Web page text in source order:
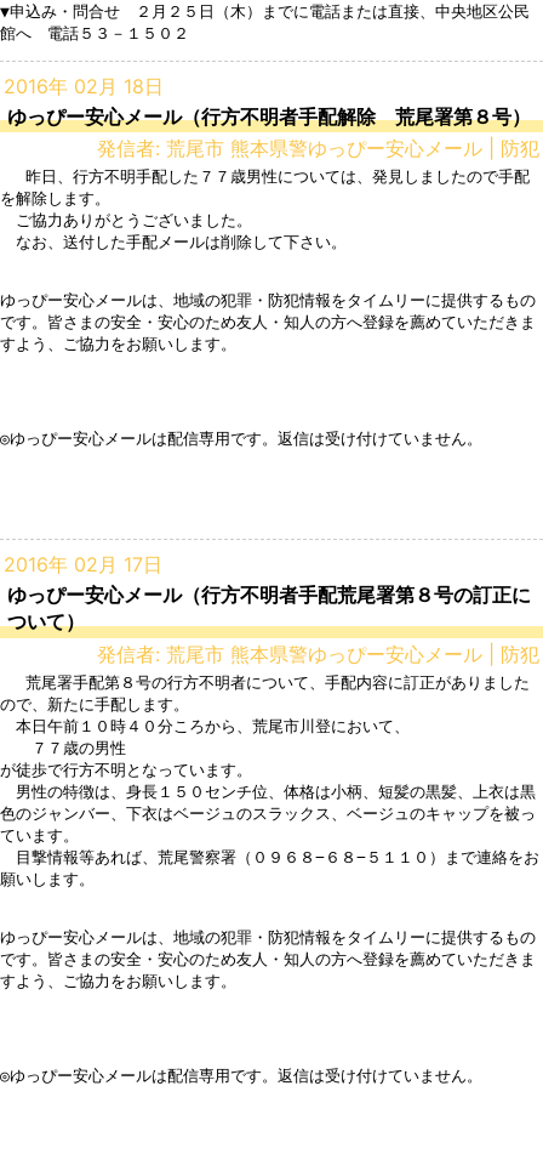
▼申込み・問合せ　２月２５日（木）までに電話または直接、中央地区公民
館へ　電話５３－１５０２
2016年 02月 18日
ゆっぴー安心メール（行方不明者手配解除 荒尾署第８号）
発信者: 荒尾市 熊本県警ゆっぴー安心メール | 防犯
を解除します。
ご協力ありがとうございました。
なお、送付した手配メールは削除して下さい。
ゆっぴー安心メールは、地域の犯罪・防犯情報をタイムリーに提供するもの
です。皆さまの安全・安心のため友人・知人の方へ登録を薦めていただきま
すよう、ご協力をお願いします。
◎ゆっぴー安心メールは配信専用です。返信は受け付けていません。
2016年 02月 17日
ゆっぴー安心メール（行方不明者手配荒尾署第８号の訂正に
ついて）
発信者: 荒尾市 熊本県警ゆっぴー安心メール | 防犯
ので、新たに手配します。
本日午前１０時４０分ころから、荒尾市川登において、
７７歳の男性
が徒歩で行方不明となっています。
男性の特徴は、身長１５０センチ位、体格は小柄、短髪の黒髪、上衣は黒
色のジャンバー、下衣はベージュのスラックス、ベージュのキャップを被っ
ています。
目撃情報等あれば、荒尾警察署（０９６８−６８−５１１０）まで連絡をお
願いします。
ゆっぴー安心メールは、地域の犯罪・防犯情報をタイムリーに提供するもの
です。皆さまの安全・安心のため友人・知人の方へ登録を薦めていただきま
すよう、ご協力をお願いします。
◎ゆっぴー安心メールは配信専用です。返信は受け付けていません。